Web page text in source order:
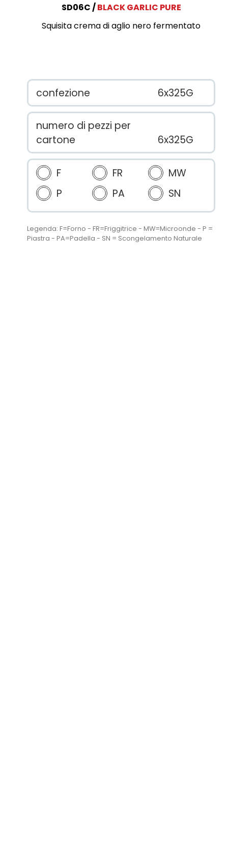
SD06C
BLACK GARLIC PURE
Squisita crema di aglio nero fermentato
confezione 6x325G
numero di pezzi per
cartone
6x325G
F FR
MW
P
PA SN
Legenda: F=Forno - FR=Friggitrice - MW=Microonde - P =
Piastra - PA=Padella - SN = Scongelamento Naturale